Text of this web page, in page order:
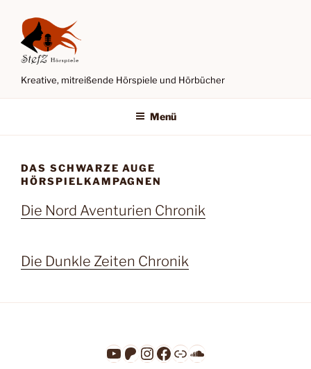
Inhalt
springen
Kreative, mitreißende Hörspiele und Hörbücher
Menü
DAS SCHWARZE AUGE
HÖRSPIELKAMPAGNEN
Die Nord Aventurien Chronik
Die Dunkle Zeiten Chronik
YouTube
Patreon
Instagram
Facebook
LinkSoundCloud